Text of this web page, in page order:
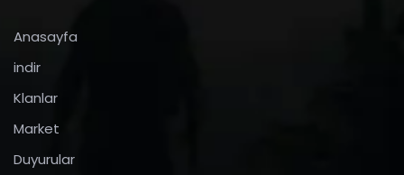
Anasayfa
indir
Klanlar
Market
Duyurular